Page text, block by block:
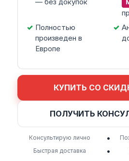
Полностью
произведен в
Европе
КУПИТЬ СО
ПОЛУЧИТЬ
Консультирую лично •
Быстрая доставка
•